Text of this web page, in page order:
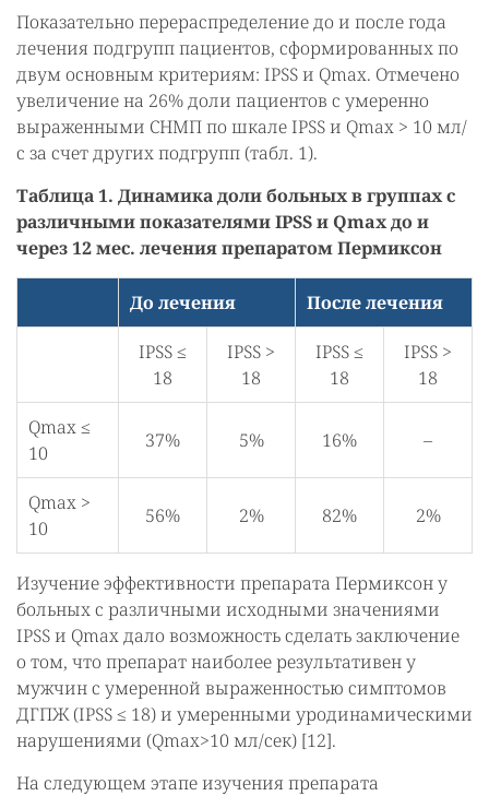
Показательно перераспределение до и после года
лечения подгрупп пациентов, сформированных по
двум основным критериям: IPSS и Qmax. Отмечено
увеличение на 26% доли пациентов с умеренно
выраженными СНМП по шкале IPSS и Qmax > 10 мл/
с за счет других подгрупп (табл. 1).
Таблица 1. Динамика доли больных в группах с
различными показателями IPSS и Qmax до и
через 12 мес. лечения препаратом Пермиксон
До лечения После лечения
IPSS ≤
18
IPSS >
18
IPSS ≤
18
IPSS >
18
Qmax ≤
10
37% 5% 16% –
Qmax >
10
56% 2% 82% 2%
Изучение эффективности препарата Пермиксон у
больных с различными исходными значениями
IPSS и Qmax дало возможность сделать заключение
о том, что препарат наиболее результативен у
мужчин с умеренной выраженностью симптомов
ДГПЖ (IPSS ≤ 18) и умеренными уродинамическими
нарушениями (Qmax>10 мл/сек) [12].
На следующем этапе изучения препарата